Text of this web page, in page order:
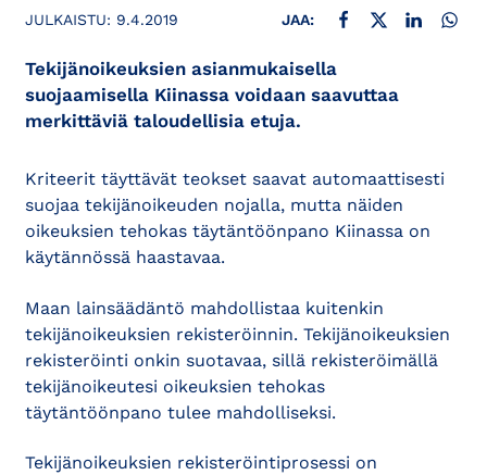
JULKAISTU: 9.4.2019 JAA: JAA FACEBOOKISSA
JAA X:SSÄ JAA
Tekijänoikeuksien asianmukaisella
suojaamisella Kiinassa voidaan saavuttaa
merkittäviä taloudellisia etuja.
Kriteerit täyttävät teokset saavat automaattisesti
suojaa tekijänoikeuden nojalla, mutta näiden
oikeuksien tehokas täytäntöönpano Kiinassa on
käytännössä haastavaa.
Maan lainsäädäntö mahdollistaa kuitenkin
tekijänoikeuksien rekisteröinnin. Tekijänoikeuksien
rekisteröinti onkin suotavaa, sillä rekisteröimällä
tekijänoikeutesi oikeuksien tehokas
täytäntöönpano tulee mahdolliseksi.
Tekijänoikeuksien rekisteröintiprosessi on